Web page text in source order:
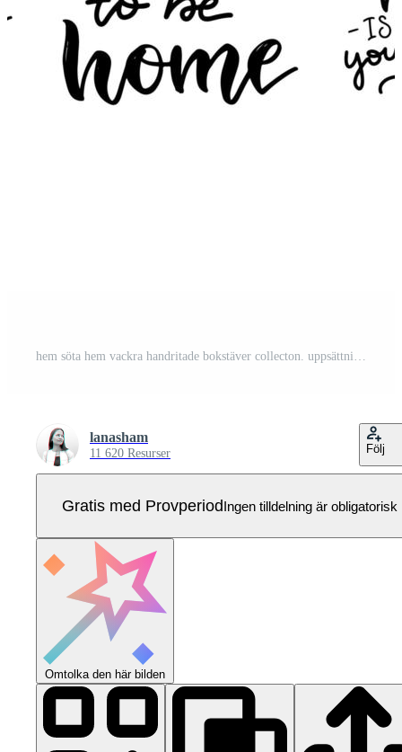
hem söta hem vackra handritade bokstäver collecton. uppsättning hus logotyp och etikett designelement. vektor linjär typografi. Pro Vektor
lanasham
11 620 Resurser Följ
Gratis med ProvperiodIngen tilldelning är obligatorisk
Omtolka den här bilden